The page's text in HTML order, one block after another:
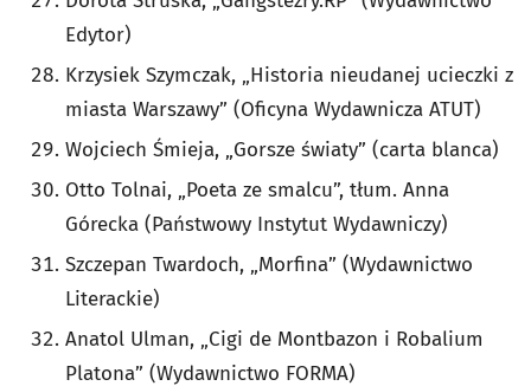
Edytor)
Krzysiek Szymczak, „Historia nieudanej ucieczki z
miasta Warszawy” (Oficyna Wydawnicza ATUT)
Wojciech Śmieja, „Gorsze światy” (carta blanca)
Otto Tolnai, „Poeta ze smalcu”, tłum. Anna
Górecka (Państwowy Instytut Wydawniczy)
Szczepan Twardoch, „Morfina” (Wydawnictwo
Literackie)
Anatol Ulman, „Cigi de Montbazon i Robalium
Platona” (Wydawnictwo FORMA)